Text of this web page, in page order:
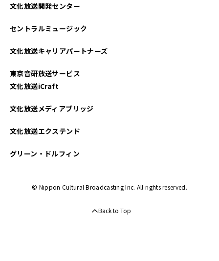
2025年01月
2024年12月
2024年11月
文化放送開発センター
セントラルミュージック
文化放送キャリアパートナーズ
東京音研放送サービス
文化放送iCraft
文化放送メディアブリッジ
文化放送エクステンド
グリーン・ドルフィン
© Nippon Cultural Broadcasting Inc. All rights reserved.
Back to Top